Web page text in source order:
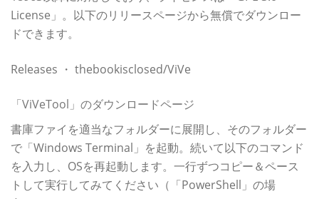
License」。以下のリリースページから無償でダウンロー
ドできます。
Releases ・ thebookisclosed/ViVe
「ViVeTool」のダウンロードページ
書庫ファイを適当なフォルダーに展開し、そのフォルダー
で「Windows Terminal」を起動。続いて以下のコマンド
を入力し、OSを再起動します。一行ずつコピー＆ペース
トして実行してみてください（「PowerShell」の場